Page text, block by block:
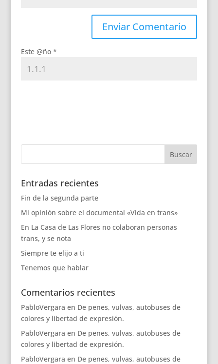
Este @ño *
Entradas recientes
Fin de la segunda parte
Mi opinión sobre el documental «Vida en trans»
En La Casa de Las Flores no colaboran personas
trans, y se nota
Siempre te elijo a ti
Tenemos que hablar
Comentarios recientes
PabloVergara en De penes, vulvas, autobuses de
colores y libertad de expresión.
PabloVergara en De penes, vulvas, autobuses de
colores y libertad de expresión.
PabloVergara en De penes, vulvas, autobuses de